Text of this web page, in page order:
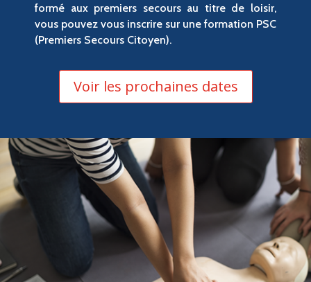
formé aux premiers secours au titre de loisir,
vous pouvez vous inscrire sur une formation PSC
(Premiers Secours Citoyen).
Voir les prochaines dates